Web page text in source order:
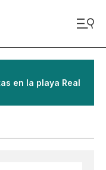
en la playa Real